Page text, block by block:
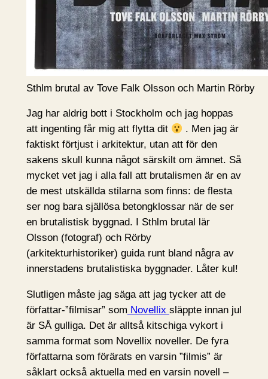
Sthlm brutal av Tove Falk Olsson och Martin Rörby
Jag har aldrig bott i Stockholm och jag hoppas
att ingenting får mig att flytta dit
. Men jag är
faktiskt förtjust i arkitektur, utan att för den
sakens skull kunna något särskilt om ämnet. Så
mycket vet jag i alla fall att brutalismen är en av
de mest utskällda stilarna som finns: de flesta
ser nog bara själlösa betongklossar när de ser
en brutalistisk byggnad. I Sthlm brutal lär
Olsson (fotograf) och Rörby
(arkitekturhistoriker) guida runt bland några av
innerstadens brutalistiska byggnader. Låter kul!
Slutligen måste jag säga att jag tycker att de
författar-”filmisar” som Novellix släppte innan jul
är SÅ gulliga. Det är alltså kitschiga vykort i
samma format som Novellix noveller. De fyra
författarna som förärats en varsin ”filmis” är
såklart också aktuella med en varsin novell –